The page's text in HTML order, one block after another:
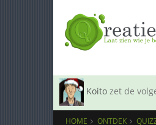
Koito zet de
HOME ONTDEK